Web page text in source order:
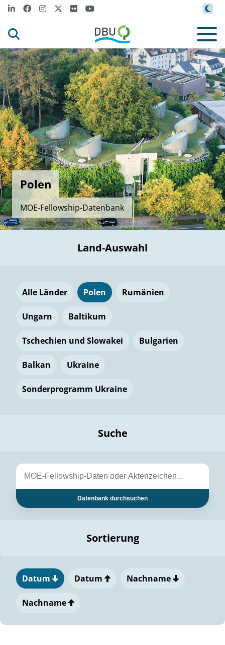
Polen
MOE-Fellowship-Datenbank
Land-Auswahl
Alle Länder Polen Rumänien
Ungarn Baltikum
Tschechien und Slowakei Bulgarien
Balkan Ukraine
Sonderprogramm Ukraine
Suche
Datenbank durchsuchen
Sortierung
Datum Datum Nachname
Nachname